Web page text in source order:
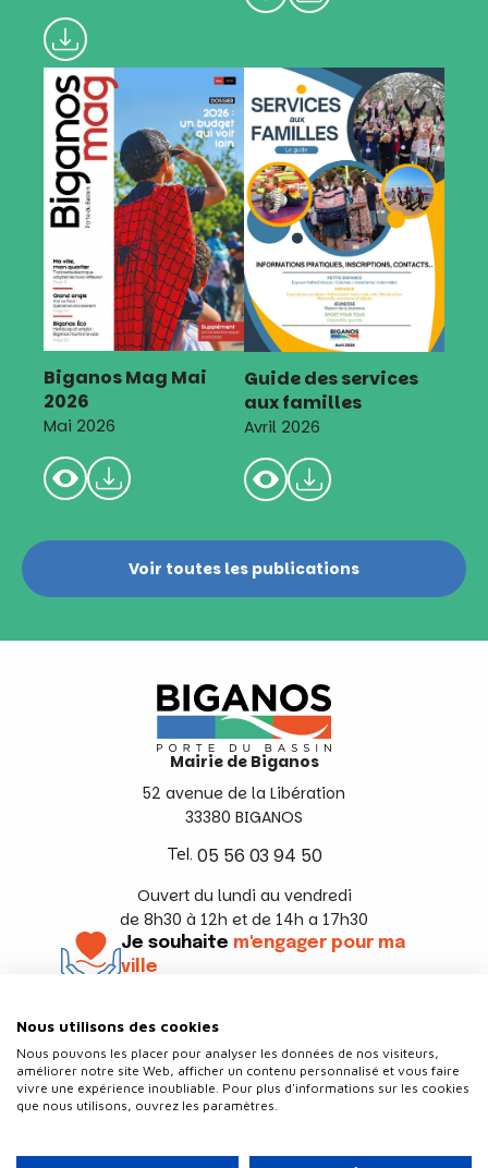
Biganos Mag Mai
2026
Mai 2026
Guide des services
aux familles
Avril 2026
Voir toutes les publications
Mairie de Biganos
52 avenue de la Libération
33380 BIGANOS
Tel. 05 56 03 94 50
Ouvert du lundi au vendredi
de 8h30 à 12h et de 14h a 17h30
Je souhaite m'engager pour ma
ville
Suivez-nous
Nous utilisons des cookies
Nous pouvons les placer pour analyser les données de nos visiteurs,
améliorer notre site Web, afficher un contenu personnalisé et vous faire
vivre une expérience inoubliable. Pour plus d'informations sur les cookies
que nous utilisons, ouvrez les paramètres.